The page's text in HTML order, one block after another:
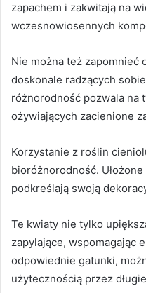
zapachem i zakwitają na
wczesnowiosennych
Nie można też zapomnieć
doskonale radzących
różnorodność pozwala na
ożywiających zacienione
Korzystanie z roślin
bioróżnorodność.
podkreślają swoją
Te kwiaty nie tylko
zapylające, wspomagając
odpowiednie gatunki,
użytecznością przez